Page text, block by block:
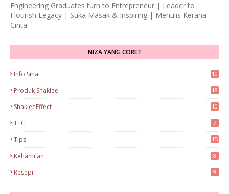
Engineering Graduates turn to Entrepreneur | Leader to
Flourish Legacy | Suka Masak & Inspiring | Menulis Kerana
Cinta
NIZA YANG CORET
Info Sihat 10
Produk Shaklee 18
ShakleeEffect 10
TTC 7
Tips 15
Kehamilan 8
Resepi 9